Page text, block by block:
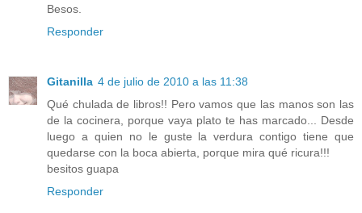
Besos.
Responder
Gitanilla 4 de julio de 2010 a las 11:38
Qué chulada de libros!! Pero vamos que las manos son las
de la cocinera, porque vaya plato te has marcado... Desde
luego a quien no le guste la verdura contigo tiene que
quedarse con la boca abierta, porque mira qué ricura!!!
besitos guapa
Responder